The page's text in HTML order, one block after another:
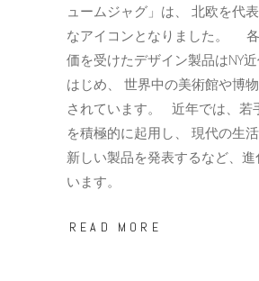
ュームジャグ」は、 北欧を代
なアイコンとなりました。
価を受けたデザイン製品はNY
はじめ、 世界中の美術館や博
されています。 近年では、若
を積極的に起用し、 現代の生
新しい製品を発表するなど、
います。
READ MORE